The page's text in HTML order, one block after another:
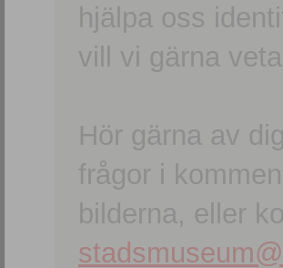
hjälpa oss
vill vi gärna
Hör gärna av
frågor i
bilderna, eller